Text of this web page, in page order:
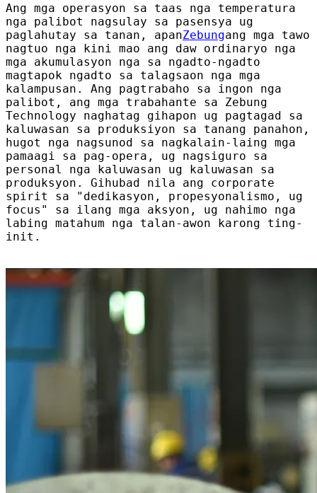
Ang mga operasyon sa taas nga temperatura
nga palibot nagsulay sa pasensya ug
paglahutay sa tanan, apanZebungang mga tawo
nagtuo nga kini mao ang daw ordinaryo nga
mga akumulasyon nga sa ngadto-ngadto
magtapok ngadto sa talagsaon nga mga
kalampusan. Ang pagtrabaho sa ingon nga
palibot, ang mga trabahante sa Zebung
Technology naghatag gihapon ug pagtagad sa
kaluwasan sa produksiyon sa tanang panahon,
hugot nga nagsunod sa nagkalain-laing mga
pamaagi sa pag-opera, ug nagsiguro sa
personal nga kaluwasan ug kaluwasan sa
produksyon. Gihubad nila ang corporate
spirit sa "dedikasyon, propesyonalismo, ug
focus" sa ilang mga aksyon, ug nahimo nga
labing matahum nga talan-awon karong ting-
init.